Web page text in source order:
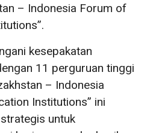
– Indonesia Forum of
kesepakatan
11 perguruan tinggi
– Indonesia
Institutions” ini
untuk